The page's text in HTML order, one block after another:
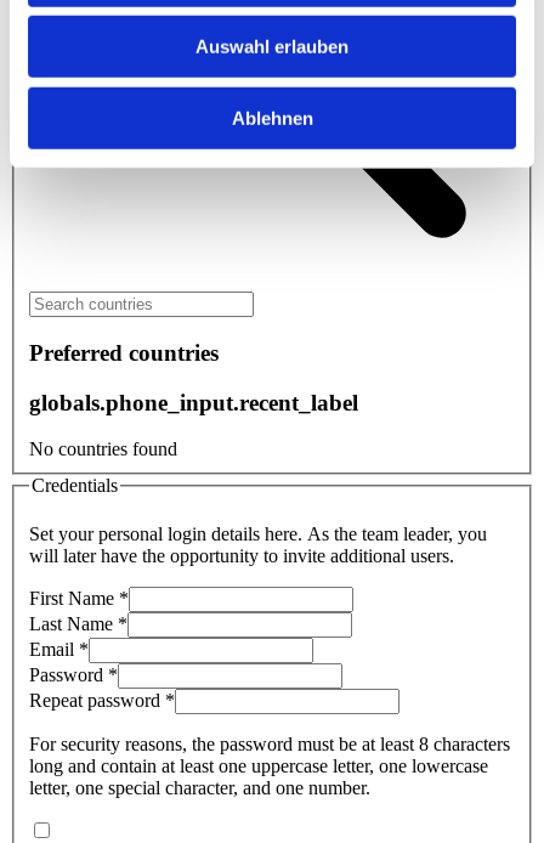
Auswahl erlauben
Ablehnen
Preferred countries
globals.phone_input.recent_label
No countries found
Credentials
Set your personal login details here. As the team leader, you
will later have the opportunity to invite additional users.
First Name
Last Name
Email
Password
Repeat password
For security reasons, the password must be at least 8 characters
long and contain at least one uppercase letter, one lowercase
letter, one special character, and one number.